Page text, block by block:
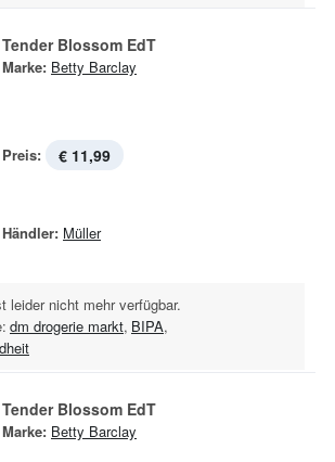
Tender Blossom EdT
Marke: Betty Barclay
Preis: € 11,99
Händler: Müller
leider nicht mehr verfügbar.
dm drogerie markt, BIPA,
Tender Blossom EdT
Marke: Betty Barclay